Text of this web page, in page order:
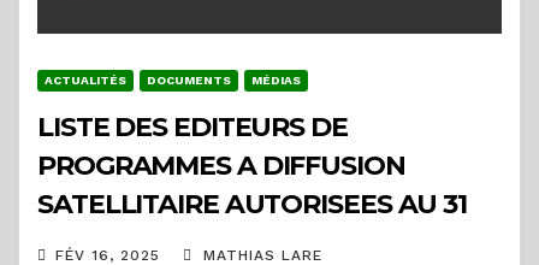
ACTUALITÉS DOCUMENTS MÉDIAS
LISTE DES EDITEURS DE
PROGRAMMES A DIFFUSION
SATELLITAIRE AUTORISEES AU 31
DECEMBRE 2024
FÉV 16, 2025 MATHIAS LARE